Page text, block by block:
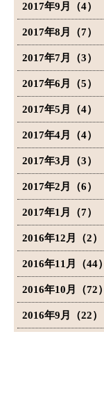
2017年9月（4）
2017年8月（7）
2017年7月（3）
2017年6月（5）
2017年5月（4）
2017年4月（4）
2017年3月（3）
2017年2月（6）
2017年1月（7）
2016年12月（2）
2016年11月（44）
2016年10月（72）
2016年9月（22）